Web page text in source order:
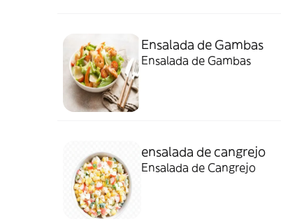
Ensalada de Gambas
Ensalada de Gambas
ensalada de cangrejo
Ensalada de Cangrejo